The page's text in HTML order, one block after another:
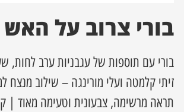
מסע מלחמה
השבוע
בורי צרוב על האש
בורי עם תוספות של עגבניות ערב לחות,
זיתי קלמטה ועלי מורינגה – שילוב מנצח
תראה מרשימה, צבעונית וטעימה מאוד |